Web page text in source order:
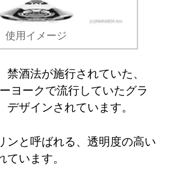
使用イメージ
禁酒法が施行されていた、
ヨークで流行していたグラ
デザインされています。
ンと呼ばれる、透明度の高い
います。